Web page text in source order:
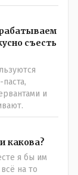
и всё
КТК -
съесть
и
какова?
я бы им
на то